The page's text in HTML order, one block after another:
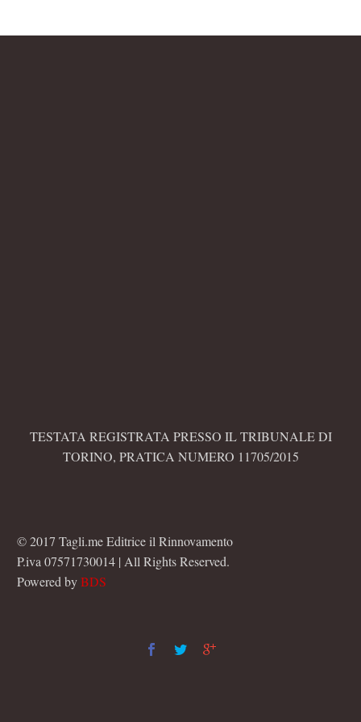
TESTATA REGISTRATA PRESSO IL TRIBUNALE DI
TORINO, PRATICA NUMERO 11705/2015
© 2017 Tagli.me Editrice il Rinnovamento
P.iva 07571730014 | All Rights Reserved.
Powered byBDS